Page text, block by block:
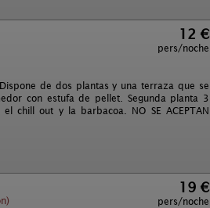
12 €
pers/noche
de dos plantas y una terraza que se
con estufa de pellet. Segunda planta 3
chill out y la barbacoa. NO SE ACEPTAN
19 €
pers/noche